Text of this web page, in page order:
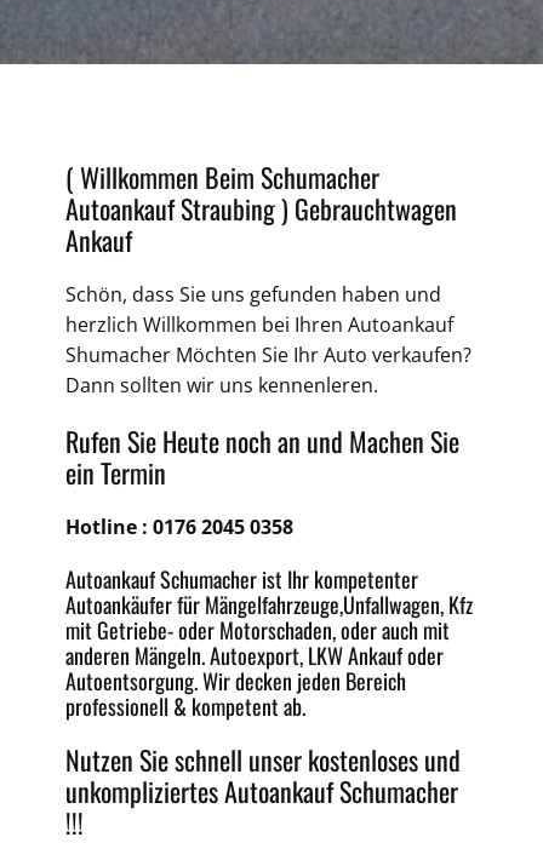
( Willkommen Beim Schumacher
Autoankauf Straubing ) Gebrauchtwagen
Ankauf
Schön, dass Sie uns gefunden haben und
herzlich Willkommen bei Ihren Autoankauf
Shumacher Möchten Sie Ihr Auto verkaufen?
Dann sollten wir uns kennenleren.
Rufen Sie Heute noch an und Machen Sie
ein Termin
Hotline : 0176 2045 0358
AutoankaufSchumacher ist Ihr kompetenter
Autoankäufer für Mängelfahrzeuge,Unfallwagen, Kfz
mit Getriebe-oderMotorschaden, oder auch mit
anderen Mängeln.Autoexport, LKW Ankauf oder
Autoentsorgung. Wir decken jeden Bereich
professionell &kompetentab.
Nutzen Sie schnell unser kostenloses und
unkompliziertesAutoankauf Schumacher
!!!